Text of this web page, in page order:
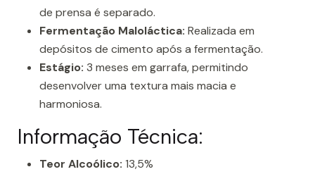
de prensa é separado.
Fermentação Maloláctica: Realizada em
depósitos de cimento após a fermentação.
Estágio: 3 meses em garrafa, permitindo
desenvolver uma textura mais macia e
harmoniosa.
Informação Técnica:
Teor Alcoólico: 13,5%